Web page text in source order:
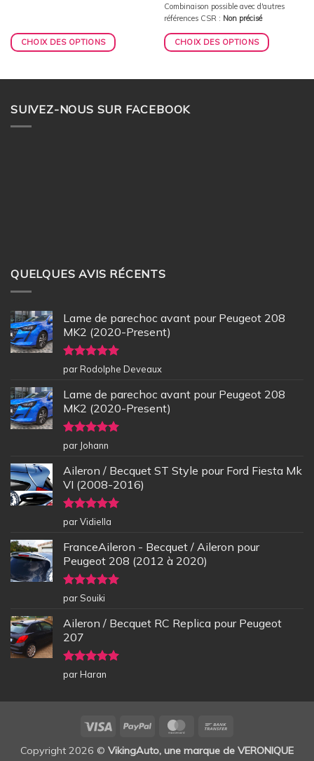
CHOIX DES OPTIONS
Combinaison possible avec d'autres
références CSR : Non précisé
CHOIX DES OPTIONS
SUIVEZ-NOUS SUR FACEBOOK
QUELQUES AVIS RÉCENTS
Lame de parechoc avant pour Peugeot 208
MK2 (2020-Present)
Note5sur
5
par Rodolphe Deveaux
Lame de parechoc avant pour Peugeot 208
MK2 (2020-Present)
Note5sur
5
par Johann
Aileron / Becquet ST Style pour Ford Fiesta Mk
VI (2008-2016)
Note5sur
5
par Vidiella
FranceAileron - Becquet / Aileron pour
Peugeot 208 (2012 à 2020)
Note5sur
5
par Souiki
Aileron / Becquet RC Replica pour Peugeot
207
Note5sur
5
par Haran
Visa PayPal MasterCard
Copyright 2026 © VikingAuto, une marque de VERONIQUE